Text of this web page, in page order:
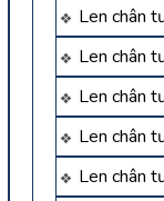
Len chân
Len chân
Len chân
Len chân
Len chân